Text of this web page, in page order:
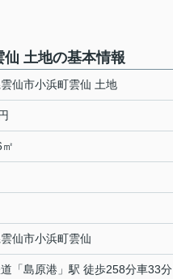
土地の基本情報
仙市小浜町雲仙 土地
雲仙市小浜町雲仙
「島原港 」駅 徒歩258分車33分